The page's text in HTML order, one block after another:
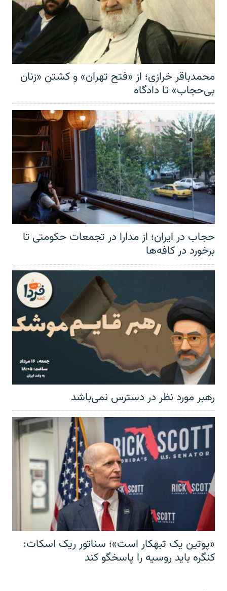
محمدباقر خرازی؛ از «فتح تهران» و کشتن «زنان
بی‌حجاب» تا دادگاه
حجاب در ایران؛ از مدارا در تجمعات حکومتی تا
برخورد در کافه‌ها
رهبر مورد نظر در دسترس نمی‌باشد
«پوتین یک تبهکار است»؛ سناتور ریک اسکات:
کنگره باید روسیه را پاسخگو کند